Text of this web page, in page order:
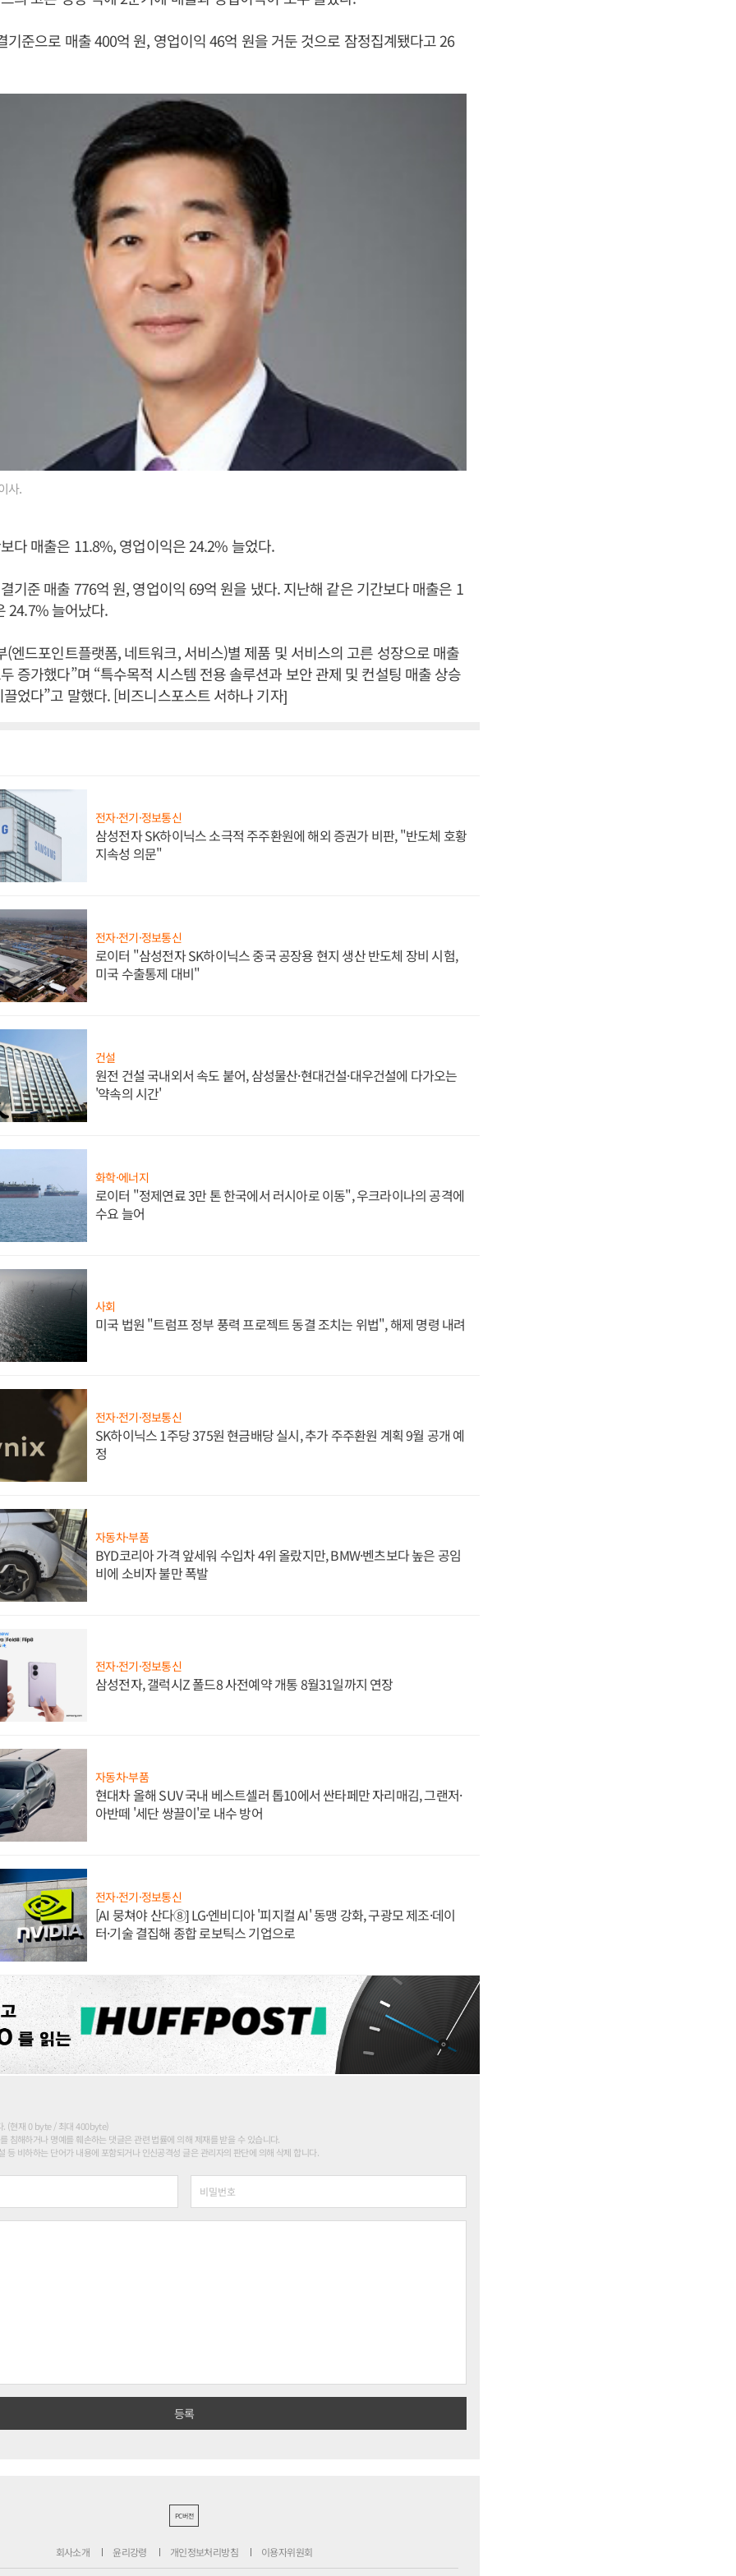
기준으로 매출 400억 원, 영업이익 46억 원을 거둔 것으로 잠정집계됐다고 26
사.
다 매출은 11.8%, 영업이익은 24.2% 늘었다.
기준 매출 776억 원, 영업이익 69억 원을 냈다. 지난해 같은 기간보다 매출은 1
24.7% 늘어났다.
(엔드포인트플랫폼, 네트워크, 서비스)별 제품 및 서비스의 고른 성장으로 매출
증가했다”며 “특수목적 시스템 전용 솔루션과 보안 관제 및 컨설팅 매출 상승
었다”고 말했다. [비즈니스포스트 서하나 기자]
전자·전기·정보통신
삼성전자 SK하이닉스 소극적 주주환원에 해외 증권가 비판, "반도체 호황
지속성 의문"
전자·전기·정보통신
로이터 "삼성전자 SK하이닉스 중국 공장용 현지 생산 반도체 장비 시험,
미국 수출통제 대비"
건설
원전 건설 국내외서 속도 붙어, 삼성물산·현대건설·대우건설에 다가오는
'약속의 시간'
화학·에너지
로이터 "정제연료 3만 톤 한국에서 러시아로 이동", 우크라이나의 공격에
수요 늘어
사회
미국 법원 "트럼프 정부 풍력 프로젝트 동결 조치는 위법", 해제 명령 내려
전자·전기·정보통신
SK하이닉스 1주당 375원 현금배당 실시, 추가 주주환원 계획 9월 공개 예
정
자동차·부품
BYD코리아 가격 앞세워 수입차 4위 올랐지만, BMW·벤츠보다 높은 공임
비에 소비자 불만 폭발
전자·전기·정보통신
삼성전자, 갤럭시Z 폴드8 사전예약 개통 8월31일까지 연장
자동차·부품
현대차 올해 SUV 국내 베스트셀러 톱10에서 싼타페만 자리매김, 그랜저·
아반떼 '세단 쌍끌이'로 내수 방어
전자·전기·정보통신
[AI 뭉쳐야 산다⑧] LG·엔비디아 '피지컬 AI' 동맹 강화, 구광모 제조·데이
터·기술 결집해 종합 로보틱스 기업으로
. (현재 0 byte / 최대 400byte)
침해하거나 명예를 훼손하는 댓글은 관련 법률에 의해 제재를 받을 수 있습니다.
등 비하하는 단어가 내용에 포함되거나 인신공격성 글은 관리자의 판단에 의해 삭제 합니다.
PC버전
회사소개 윤리강령 개인정보처리방침 이용자위원회